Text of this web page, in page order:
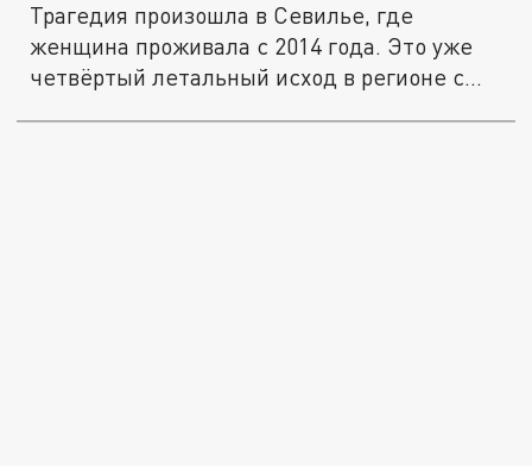
Трагедия произошла в Севилье, где
женщина проживала с 2014 года. Это уже
четвёртый летальный исход в регионе с...